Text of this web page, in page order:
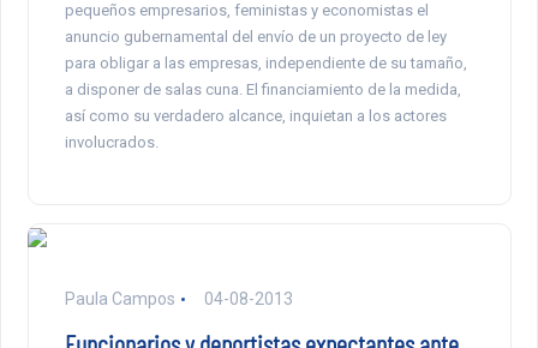
pequeños empresarios, feministas y economistas el
anuncio gubernamental del envío de un proyecto de ley
para obligar a las empresas, independiente de su tamaño,
a disponer de salas cuna. El financiamiento de la medida,
así como su verdadero alcance, inquietan a los actores
involucrados.
Paula Campos 04-08-2013